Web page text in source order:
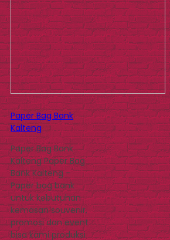
Paper Bag Bank
Kalteng
Paper Bag Bank
Kalteng Paper Bag
Bank Kalteng –
Paper bag bank
untuk kebutuhan
kemasan souvenir,
promosi dan event
bisa kami produksi